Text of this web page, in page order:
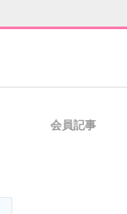
会員記事